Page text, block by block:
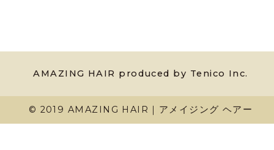
AMAZING HAIR produced by Tenico Inc.
© 2019 AMAZING HAIR｜アメイジング ヘアー